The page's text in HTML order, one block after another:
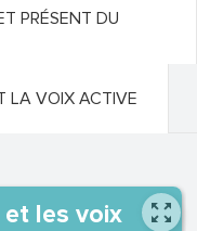
PRÉSENT DU
LA VOIX ACTIVE
et les voix